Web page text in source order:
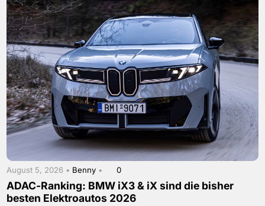
August 5, 2026 • Benny • 0
ADAC-Ranking: BMW iX3 & iX sind die bisher
besten Elektroautos 2026